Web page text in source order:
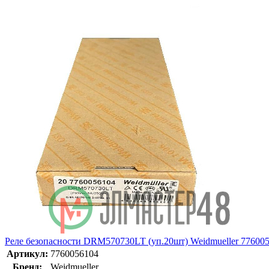
Реле безопасности DRM570730LT (уп.20шт) Weidmueller
Артикул: 7760056104
Бренд:
Weidmueller